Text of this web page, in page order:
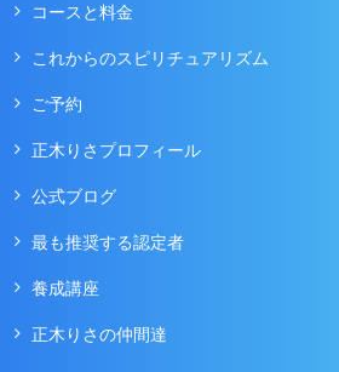
コースと料金
これからのスピリチュアリズム
ご予約
正木りさプロフィール
公式ブログ
最も推奨する認定者
養成講座
正木りさの仲間達